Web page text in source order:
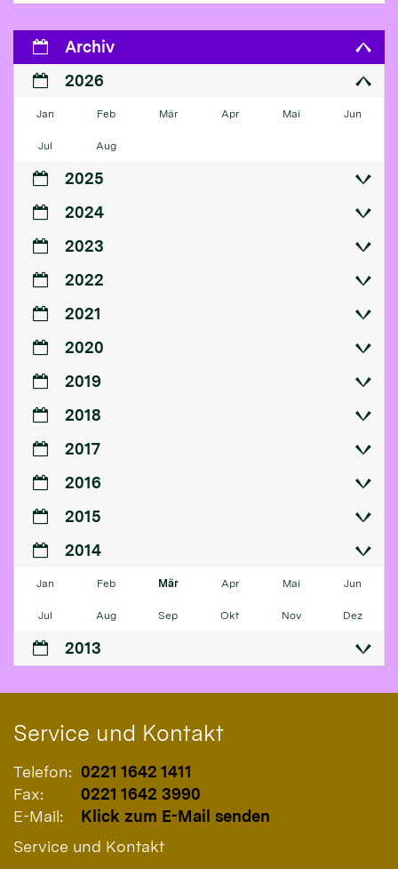
Archiv
2026
Jan Feb Mär Apr Mai Jun
Jul Aug
2025
2024
2023
2022
2021
2020
2019
2018
2017
2016
2015
2014
Jan Feb Mär Apr Mai Jun
Jul Aug Sep Okt Nov Dez
2013
Service und Kontakt
Telefon: 0221 1642 1411
Fax:
0221 1642 3990
E-Mail:
Klick zum E-Mail senden
Service und Kontakt